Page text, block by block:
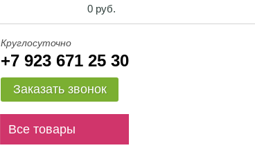
0 руб.
Круглосуточно
+7 923 671 25 30
Заказать звонок
Все товары